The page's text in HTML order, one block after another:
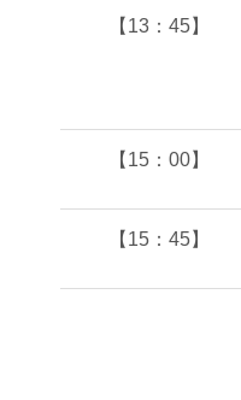
【13：45】
【15：00】
【15：45】